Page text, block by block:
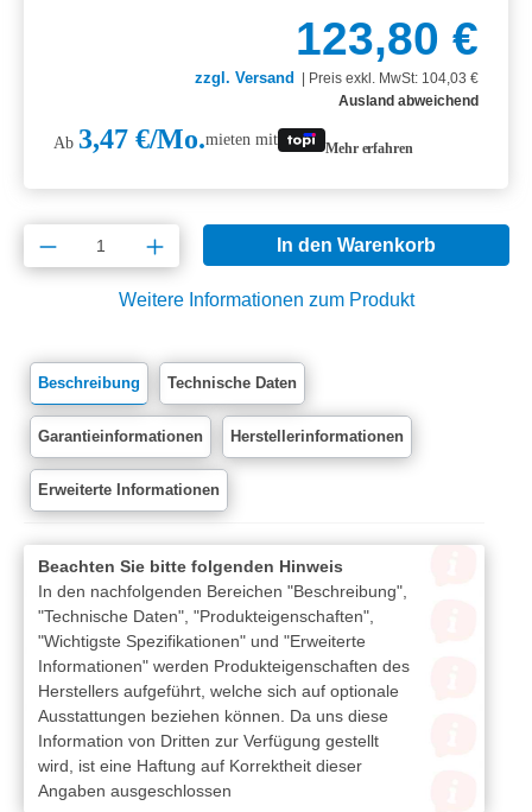
123,80 €
zzgl. Versand
Preis exkl. MwSt: 104,03 €
Ausland abweichend
Ab 3,47 €/Mo.mieten mit Mehr erfahren
Produkt Anzahl: Gib den gewünschten
In den Warenkorb
Weitere Informationen zum Produkt
Beschreibung Technische Daten
Garantieinformationen Herstellerinformationen
Erweiterte Informationen
Beachten Sie bitte folgenden Hinweis
In den nachfolgenden Bereichen "Beschreibung",
"Technische Daten", "Produkteigenschaften",
"Wichtigste Spezifikationen" und "Erweiterte
Informationen" werden Produkteigenschaften des
Herstellers aufgeführt, welche sich auf optionale
Ausstattungen beziehen können. Da uns diese
Information von Dritten zur Verfügung gestellt
wird, ist eine Haftung auf Korrektheit dieser
Angaben ausgeschlossen